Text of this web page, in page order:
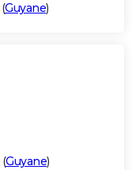
(Guyane)
(Guyane)